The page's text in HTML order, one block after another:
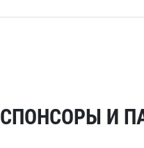
СПОНСОРЫ И